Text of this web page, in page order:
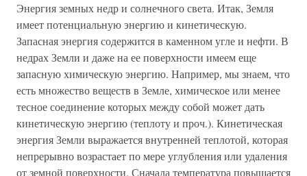
Энергия земных недр и солнечного света. Итак, Земля
имеет потенциальную энергию и кинетическую.
Запасная энергия содержится в каменном угле и нефти. В
недрах Земли и даже на ее поверхности имеем еще
запасную химическую энергию. Например, мы знаем, что
есть множество веществ в Земле, химическое или менее
тесное соединение которых между собой может дать
кинетическую энергию (теплоту и проч.). Кинетическая
энергия Земли выражается внутренней теплотой, которая
непрерывно возрастает по мере углубления или удаления
от земной поверхности. Сначала температура повышается